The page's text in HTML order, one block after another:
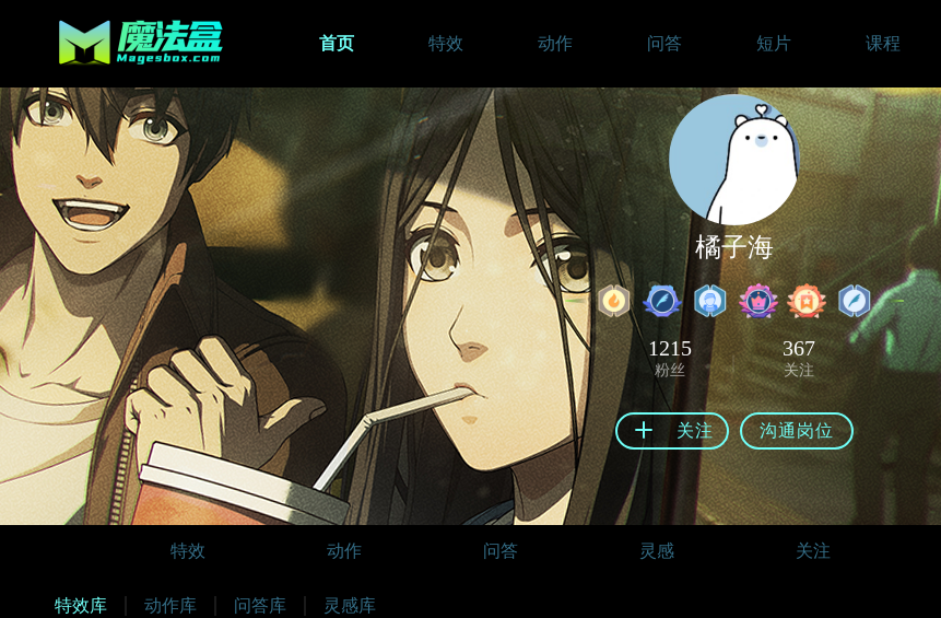
首页 特效 动作 问答 短片 课程
橘子海
1215
粉丝
367
关注
关注 沟通岗位
特效 动作 问答 灵感 关注
特效库 动作库 问答库 灵感库